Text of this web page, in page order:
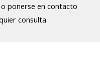
ponerse en contacto
consulta.